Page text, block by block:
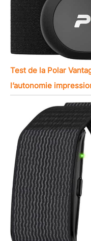
Test de la Polar
l’autonomie